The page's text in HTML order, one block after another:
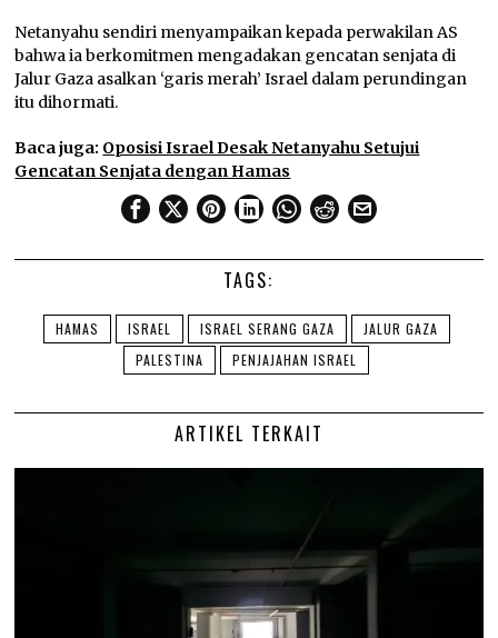
Netanyahu sendiri menyampaikan kepada perwakilan AS
bahwa ia berkomitmen mengadakan gencatan senjata di
Jalur Gaza asalkan ‘garis merah’ Israel dalam perundingan
itu dihormati.
Baca juga: Oposisi Israel Desak Netanyahu Setujui
Gencatan Senjata dengan Hamas
TAGS:
HAMAS ISRAEL ISRAEL SERANG GAZA
JALUR GAZA
PALESTINA
PENJAJAHAN ISRAEL
ARTIKEL TERKAIT